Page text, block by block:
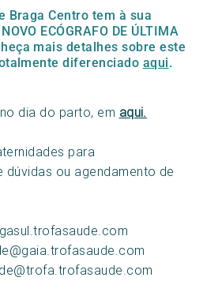
Braga Centro tem à sua
ECÓGRAFO DE ÚLTIMA
mais detalhes sobre este
diferenciado aqui.
dia do parto, em aqui.
para
dúvidas ou agendamento de